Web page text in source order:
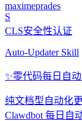
maximeprades
S
CLS安全性认证
Auto-Updater Skill
✨零代码每日自
纯文档型自动化
Clawdbot 每日自